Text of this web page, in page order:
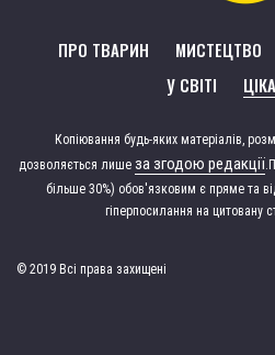
ПРО ТВАРИН МИСТЕЦТВО
У СВІТІ
Копіювання будь-яких матеріалів,
дозволяється лише за згодою редакції.
більше 30%) обов'язковим є пряме та
гіперпосилання на цитовану
© 2019 Всі права захищені